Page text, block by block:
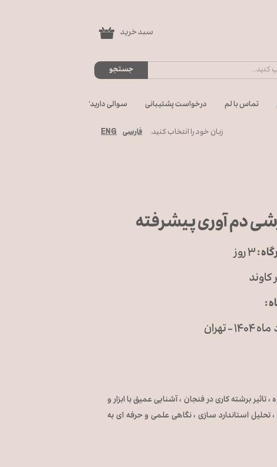
تماس با لم درخواست پشتیبانی سوالی دارید؟
۰ سبد خرید
جستجو
زبان خود را انتخاب کنید.فارسی ENG
، تاثیر برشته کاری در فنجان ، آشنایی عمیق با ابزار و
، تحلیل استاندارد سازی ، نگاهی علمی و حرفه ای به
دم آوری پیشرفته
:۳ روز
کاوند
: